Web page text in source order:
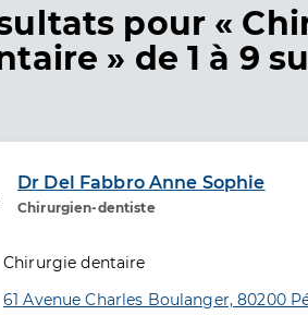
dans
pour «
» de 1 à 9
Dr Del Fabbro Anne Sophie
Chirurgien-dentiste
Professionel de santé
Chirurgie dentaire
61 Avenue Charles Boulanger, 80200